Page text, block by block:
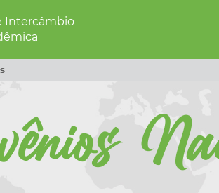
Intercâmbio